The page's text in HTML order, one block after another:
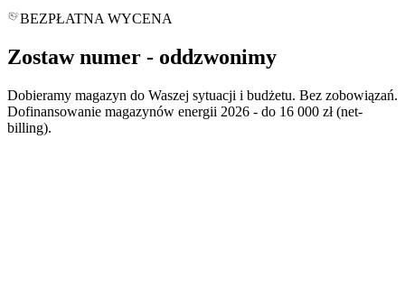
BEZPŁATNA WYCENA
Zostaw numer - oddzwonimy
Dobieramy magazyn do Waszej sytuacji i budżetu. Bez zobowiązań.
Dofinansowanie magazynów energii 2026 - do 16 000 zł (net-
billing).